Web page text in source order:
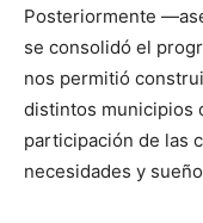
Posteriormente
se consolidó el
nos permitió
distintos municipios
participación de las
necesidades y